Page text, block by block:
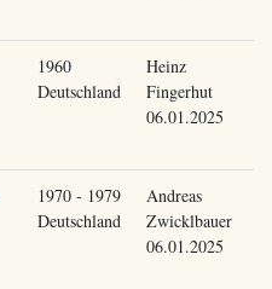
1960
Deutschland
Heinz
Fingerhut
06.01.2025
1970 - 1979
Deutschland
Andreas
Zwicklbauer
06.01.2025